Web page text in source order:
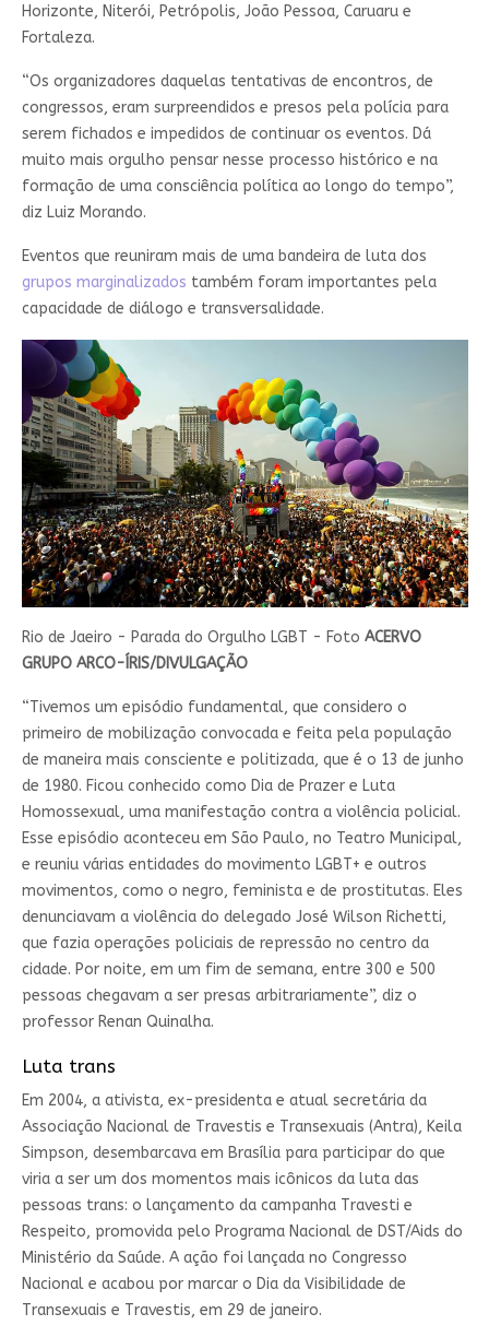
Horizonte, Niterói, Petrópolis, João Pessoa, Caruaru e
Fortaleza.
“Os organizadores daquelas tentativas de encontros, de
congressos, eram surpreendidos e presos pela polícia para
serem fichados e impedidos de continuar os eventos. Dá
muito mais orgulho pensar nesse processo histórico e na
formação de uma consciência política ao longo do tempo”,
diz Luiz Morando.
Eventos que reuniram mais de uma bandeira de luta dos
grupos marginalizados também foram importantes pela
capacidade de diálogo e transversalidade.
Rio de Jaeiro - Parada do Orgulho LGBT - Foto ACERVO
GRUPO ARCO-ÍRIS/DIVULGAÇÃO
“Tivemos um episódio fundamental, que considero o
primeiro de mobilização convocada e feita pela população
de maneira mais consciente e politizada, que é o 13 de junho
de 1980. Ficou conhecido como Dia de Prazer e Luta
Homossexual, uma manifestação contra a violência policial.
Esse episódio aconteceu em São Paulo, no Teatro Municipal,
e reuniu várias entidades do movimento LGBT+ e outros
movimentos, como o negro, feminista e de prostitutas. Eles
denunciavam a violência do delegado José Wilson Richetti,
que fazia operações policiais de repressão no centro da
cidade. Por noite, em um fim de semana, entre 300 e 500
pessoas chegavam a ser presas arbitrariamente”, diz o
professor Renan Quinalha.
Luta trans
Em 2004, a ativista, ex-presidenta e atual secretária da
Associação Nacional de Travestis e Transexuais (Antra), Keila
Simpson, desembarcava em Brasília para participar do que
viria a ser um dos momentos mais icônicos da luta das
pessoas trans: o lançamento da campanha Travesti e
Respeito, promovida pelo Programa Nacional de DST/Aids do
Ministério da Saúde. A ação foi lançada no Congresso
Nacional e acabou por marcar o Dia da Visibilidade de
Transexuais e Travestis, em 29 de janeiro.